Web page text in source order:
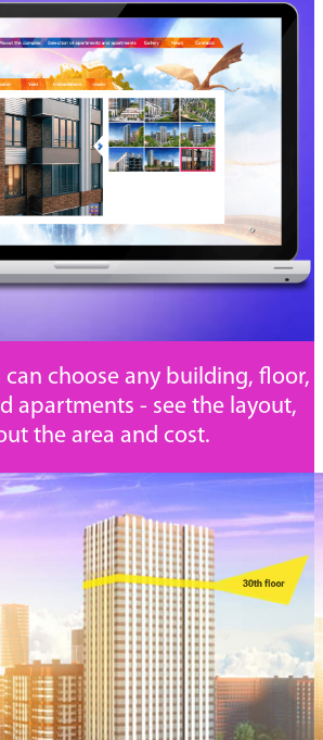
choose any building, floor,
apartments - see the layout,
the area and cost.